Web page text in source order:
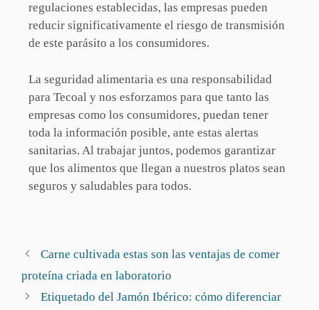
regulaciones establecidas, las empresas pueden
reducir significativamente el riesgo de transmisión
de este parásito a los consumidores.
La seguridad alimentaria es una responsabilidad
para Tecoal y nos esforzamos para que tanto las
empresas como los consumidores, puedan tener
toda la información posible, ante estas alertas
sanitarias. Al trabajar juntos, podemos garantizar
que los alimentos que llegan a nuestros platos sean
seguros y saludables para todos.
Carne cultivada estas son las ventajas de comer
proteína criada en laboratorio
Etiquetado del Jamón Ibérico: cómo diferenciar